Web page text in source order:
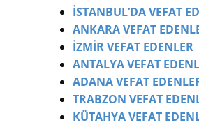
İSTANBUL’DA VEFAT
ANKARA VEFAT
İZMİR VEFAT EDENLER
ANTALYA VEFAT
ADANA VEFAT
TRABZON VEFAT
KÜTAHYA VEFAT